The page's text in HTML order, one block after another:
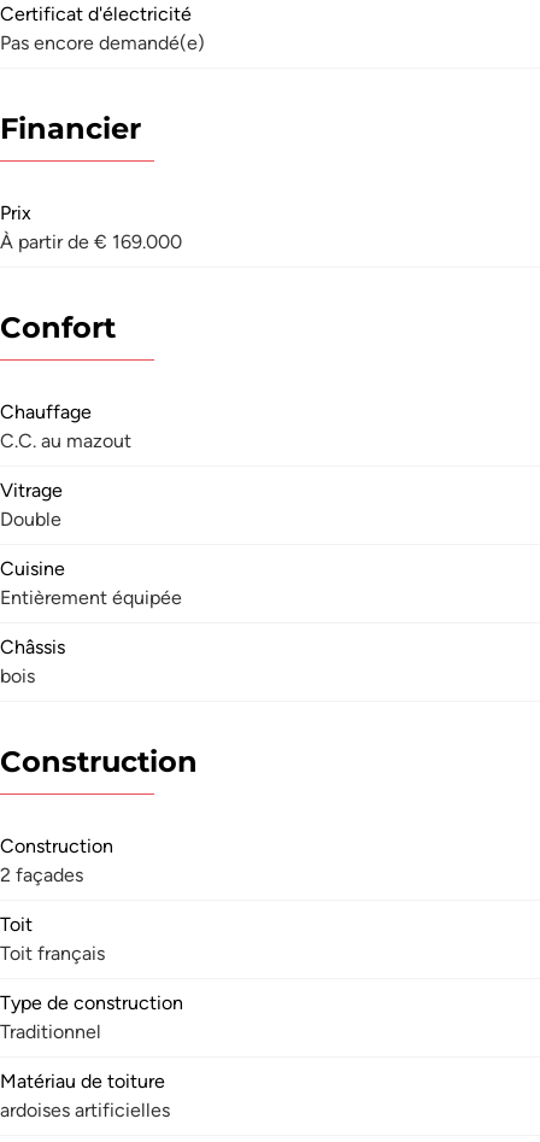
Certificat d'électricité
Pas encore demandé(e)
Financier
Prix
À partir de € 169.000
Confort
Chauffage
C.C. au mazout
Vitrage
Double
Cuisine
Entièrement équipée
Châssis
bois
Construction
Construction
2 façades
Toit
Toit français
Type de construction
Traditionnel
Matériau de toiture
ardoises artificielles